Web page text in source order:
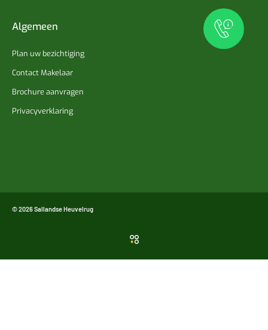
Algemeen
Plan uw bezichtiging
Contact Makelaar
Brochure aanvragen
Privacyverklaring
© 2026 Sallandse Heuvelrug